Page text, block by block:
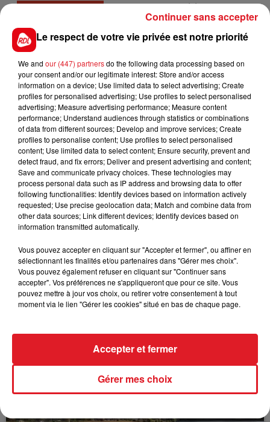
12 I'M A BELIEVER :Il monte en condition dans les
handicaps, et on connaît la qualité de son
entraîneur et de son jockey dans ce genre
d'événement. Il est à glisser sut les tickets.
*******
En direct des pistes :
Compiègne (R1):409 BOMBAY
Mons (R5):103 HARADJAH - 504 OMOKO VRIJTHOUT
FILS D'ACTUS
BÉTHUNE: ENQUÊTE POUR HOMICIDE
VOLONTAIRE EN COURS, APRÈS LA...
Selon les premiers éléments, le logement servait
à des prostituées
Le respect de votre vie privée est notre priorité
We and our (447) partnersdo the following data processing based on
your consent and/or our legitimate interest: Store and/or access
information on a device; Use limited data to select advertising; Create
profiles for personalised advertising; Use profiles to select personalised
advertising; Measure advertising performance; Measure content
performance; Understand audiences through statistics or combinations
of data from different sources; Develop and improve services; Create
profiles to personalise content; Use profiles to select personalised
content; Use limited data to select content; Ensure security, prevent and
detect fraud, and fix errors; Deliver and present advertising and content;
Save and communicate privacy choices. These technologies may
process personal data such as IP address and browsing data to offer
following functionalities: Identify devices based on information actively
requested; Use precise geolocation data; Match and combine data from
other data sources; Link different devices; Identify devices based on
information transmitted automatically.
Vous pouvez accepter en cliquant sur "Accepter et fermer", ou affiner en
sélectionnant les finalités et/ou partenaires dans "Gérer mes choix".
Vous pouvez également refuser en cliquant sur "Continuer sans
accepter". Vos préférences ne s'appliqueront que pour ce site. Vous
pouvez mettre à jour vos choix, ou retirer votre consentement à tout
moment via le lien "Gérer les cookies" situé en bas de chaque page.
Gérer mes choix
Accepter et fermer
Continuer sans accepter